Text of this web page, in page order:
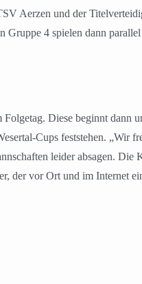
Aerzen und der
4 spielen dann
Diese beginnt
Cups feststehen. „Wir
leider absagen.
der vor Ort und im Internet